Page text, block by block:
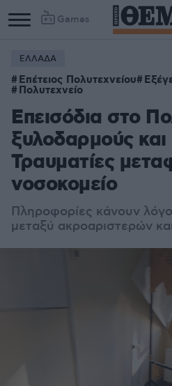
Games
Column
1
Column
2
ΕΛΛΑΔΑ
Επέτειος Πολυτεχνείου
Πολυτεχνείο
Επεισόδια στο
ξυλοδαρμούς και
Τραυματίες
νοσοκομείο
Πληροφορίες κάνουν
μεταξύ ακροαριστερών